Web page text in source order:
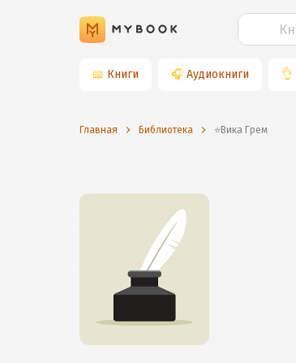
📖 Книги 🎧 Аудиокниги 👌
Главная Библиотека ⭐️Вика Грем